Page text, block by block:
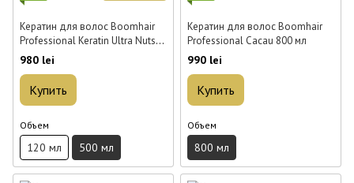
Кератин для волос Boomhair
Professional Keratin Ultra Nuts
500 мл
980 lei
Купить
Объем
120 мл 500 мл
Кератин для волос Boomhair
Professional Cacau 800 мл
990 lei
Купить
Объем
800 мл